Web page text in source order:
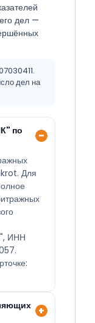
дел —
дел на
по
Для
ИНН